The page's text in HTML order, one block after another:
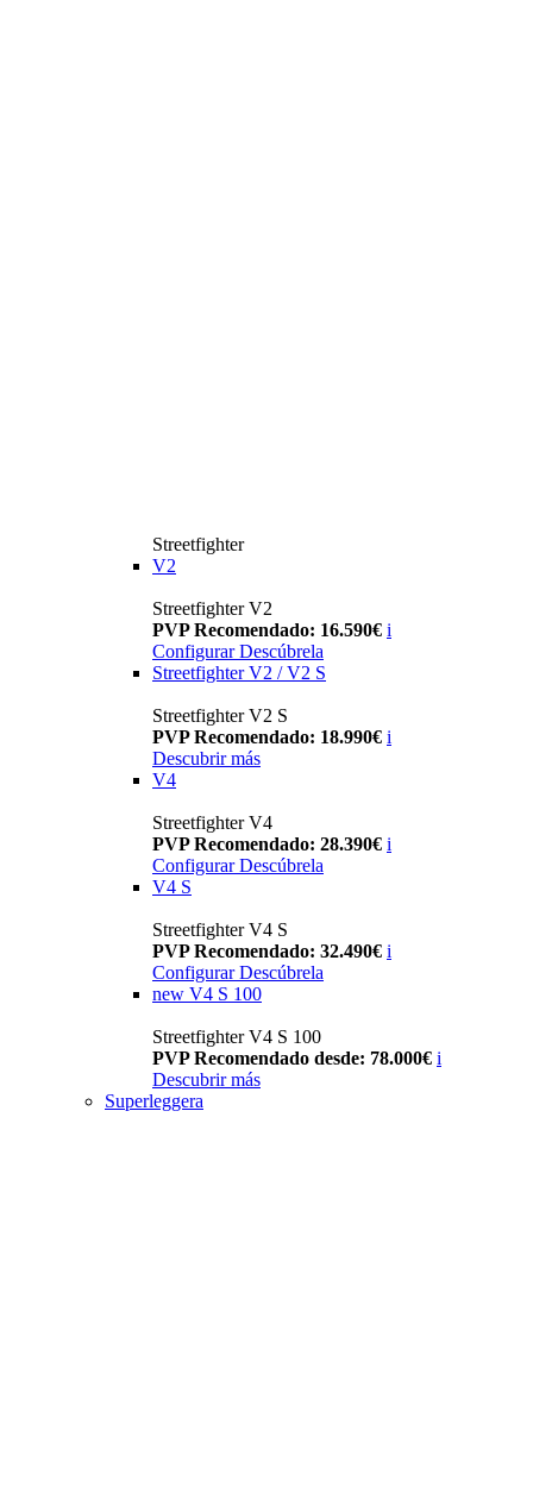
Streetfighter
V2
Streetfighter V2
PVP Recomendado: 16.590€ i
Configurar Descúbrela
Streetfighter V2 / V2 S
Streetfighter V2 S
PVP Recomendado: 18.990€ i
Descubrir más
V4
Streetfighter V4
PVP Recomendado: 28.390€ i
Configurar Descúbrela
V4 S
Streetfighter V4 S
PVP Recomendado: 32.490€ i
Configurar Descúbrela
new V4 S 100
Streetfighter V4 S 100
PVP Recomendado desde: 78.000€ i
Descubrir más
Superleggera